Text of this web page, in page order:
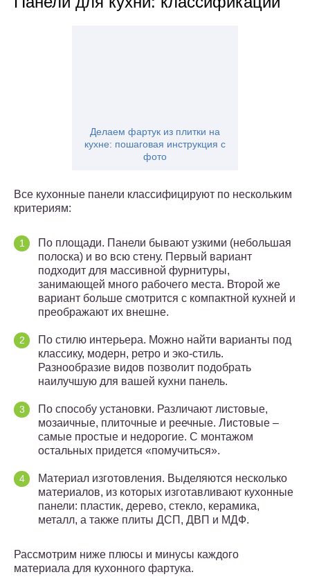
Делаем фартук из плитки на
кухне: пошаговая инструкция с
фото
Все кухонные панели классифицируют по нескольким
критериям:
По площади. Панели бывают узкими (небольшая
полоска) и во всю стену. Первый вариант
подходит для массивной фурнитуры,
занимающей много рабочего места. Второй же
вариант больше смотрится с компактной кухней и
преображают их внешне.
По стилю интерьера. Можно найти варианты под
классику, модерн, ретро и эко-стиль.
Разнообразие видов позволит подобрать
наилучшую для вашей кухни панель.
По способу установки. Различают листовые,
мозаичные, плиточные и реечные. Листовые –
самые простые и недорогие. С монтажом
остальных придется «помучиться».
Материал изготовления. Выделяются несколько
материалов, из которых изготавливают кухонные
панели: пластик, дерево, стекло, керамика,
металл, а также плиты ДСП, ДВП и МДФ.
Рассмотрим ниже плюсы и минусы каждого
материала для кухонного фартука.